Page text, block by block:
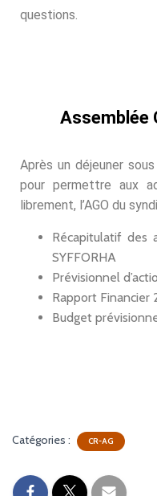
questions.
Assemblée
Après un déjeuner
pour permettre aux
librement, l’AGO du
Récapitulatif des
SYFFORHA
Prévisionnel
Rapport Financier
Budget
Catégories : CR-AG